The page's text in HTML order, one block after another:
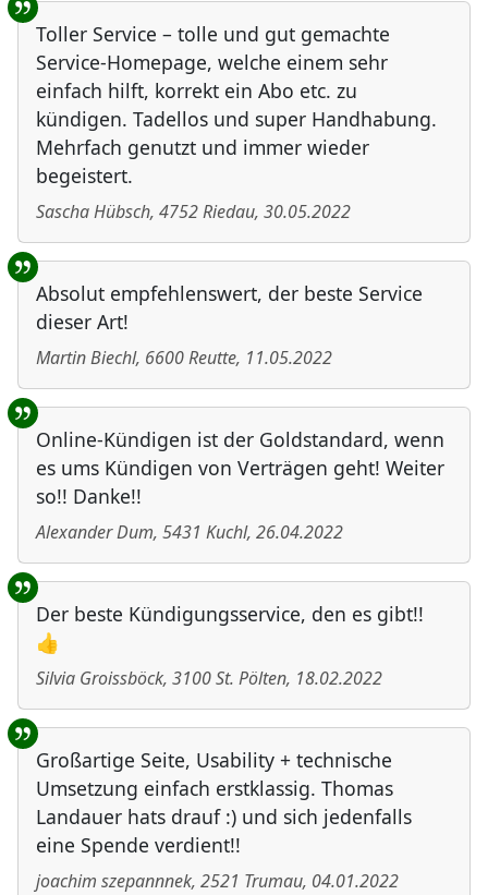
Toller Service – tolle und gut gemachte
Service-Homepage, welche einem sehr
einfach hilft, korrekt ein Abo etc. zu
kündigen. Tadellos und super Handhabung.
Mehrfach genutzt und immer wieder
begeistert.
Sascha Hübsch, 4752Riedau, 30.05.2022
Absolut empfehlenswert, der beste Service
dieser Art!
Martin Biechl, 6600Reutte, 11.05.2022
Online-Kündigen ist der Goldstandard, wenn
es ums Kündigen von Verträgen geht! Weiter
so!! Danke!!
Alexander Dum, 5431 Kuchl, 26.04.2022
Der beste Kündigungsservice, den es gibt!!
👍
Silvia Groissböck, 3100St. Pölten, 18.02.2022
Großartige Seite, Usability + technische
Umsetzung einfach erstklassig. Thomas
Landauer hats drauf :) und sich jedenfalls
eine Spende verdient!!
joachim szepannnek, 2521 Trumau, 04.01.2022